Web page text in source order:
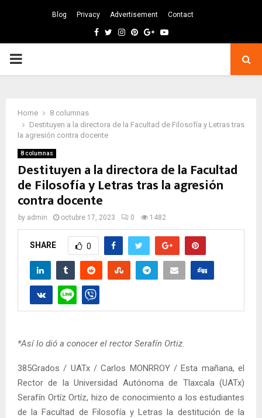
Blog Privacy Advertisement Contact
Facebook
TwitterInstagram
Pinterest
GoogleYoutube
PRIMARY
Home
8 columnas
Destituyen a la directora de la Facultad de Filosofía y Letras tras
la agresión contra docente
8 columnas
Destituyen a la directora de la Facultad
de Filosofía y Letras tras la agresión
contra docente
by admin octubre 17, 2023 0 1482
SHARE 0
*Así lo dió a conocer el rector Serafín Ortiz.
385Grados / UATx / Carlos MONRROY / Esta mañana, el
Rector de la Universidad Autónoma de Tlaxcala (UATx)
Serafín Ortíz Ortíz, hizo de conocimiento a los estudiantes
de la Facultad de Filosofía y Letras la destitución de la